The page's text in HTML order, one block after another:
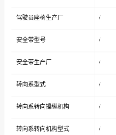
驾驶员座椅生产厂 /
安全带型号 /
安全带生产厂 /
转向系型式 /
转向系转向操纵机构 /
转向系转向机构型式 /